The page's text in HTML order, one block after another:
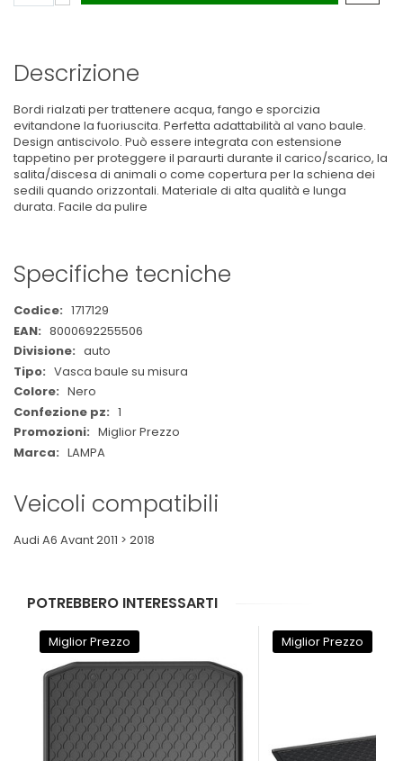
Descrizione
Bordi rialzati per trattenere acqua, fango e sporcizia
evitandone la fuoriuscita. Perfetta adattabilità al vano baule.
Design antiscivolo. Può essere integrata con estensione
tappetino per proteggere il paraurti durante il carico/scarico, la
salita/discesa di animali o come copertura per la schiena dei
sedili quando orizzontali. Materiale di alta qualità e lunga
durata. Facile da pulire
Specifiche tecniche
Maggiori
Informazioni
1717129
8000692255506
auto
Vasca baule su misura
Nero
1
Miglior Prezzo
LAMPA
Veicoli compatibili
Audi A6 Avant 2011 > 2018
POTREBBERO INTERESSARTI
Miglior Prezzo Miglior Prezzo